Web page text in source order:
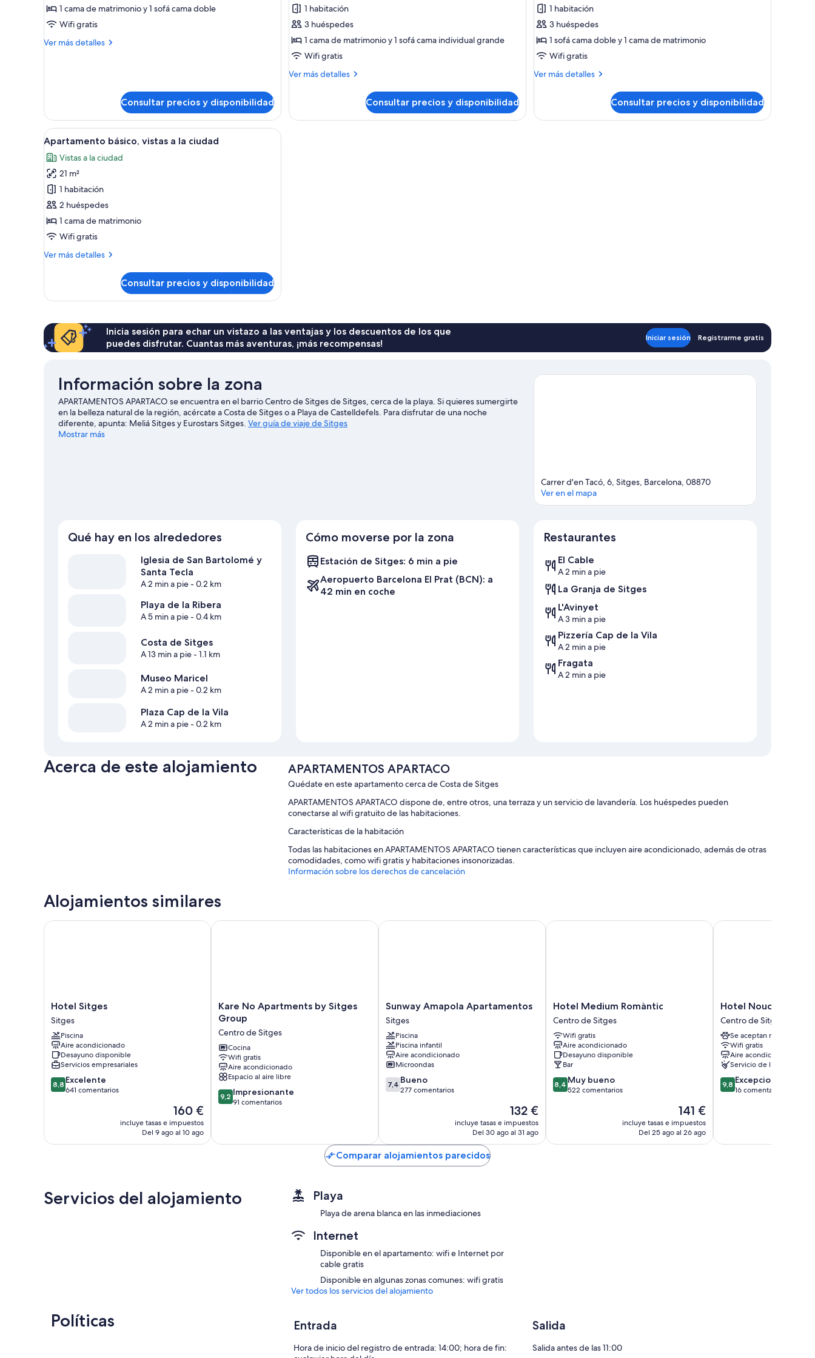
de
Apartamento
estándar
1 cama de matrimonio y 1 sofá cama doble
Wifi gratis
Ver más detalles
Más
Consultar precios y disponibilidad
de
Apartamento
clásico
1 habitación
3 huéspedes
1 cama de matrimonio y 1 sofá cama individual grande
Wifi gratis
Ver más detalles
Más
clásico
Consultar precios y disponibilidad
de
Apartamento
Confort
1 habitación
3 huéspedes
1 sofá cama doble y 1 cama de matrimonio
Wifi gratis
Ver más detalles
Más
Confort
Consultar precios y disponibilidad
Abrir
todas
las
fotos
de
Apartamento
básico,
vistas
la
Una habitación compacta con una cama individual, un sofá, una mesita y una pequeña cocina.
7
Apartamento básico, vistas a la ciudad
Vistas a la ciudad
21 m²
1 habitación
2 huéspedes
1 cama de matrimonio
Wifi gratis
Ver más detalles
Más
básico,
la
ciudad
Consultar precios y disponibilidad
Inicia sesión para echar un vistazo a las ventajas y los descuentos de los que
puedes disfrutar. Cuantas más aventuras, ¡más recompensas!
Iniciar sesión Registrarme gratis
Información sobre la zona
APARTAMENTOS APARTACO se encuentra en el barrio Centro de Sitges de Sitges, cerca de la playa. Si quieres sumergirte
en la belleza natural de la región, acércate a Costa de Sitges o a Playa de Castelldefels. Para disfrutar de una noche
diferente, apunta: Meliá Sitges y Eurostars Sitges. Ver guía de viaje de Sitges
Mostrar más
Carrer d'en Tacó, 6, Sitges, Barcelona, 08870
Ver en el mapa
Qué hay en los alrededores
Iglesia de San Bartolomé y
Santa Tecla
A 2 min a pie- 0.2 km
Playa de la Ribera
A 5 min a pie- 0.4 km
Costa de Sitges
A 13 min a pie- 1.1 km
Museo Maricel
A 2 min a pie- 0.2 km
Plaza Cap de la Vila
A 2 min a pie- 0.2 km
Cómo moverse por la zona
Estación de Sitges: 6 min a pie
Aeropuerto Barcelona El Prat (BCN): a
42 min en coche
Restaurantes
El Cable
A 2 min a pie
La Granja de Sitges
L'Avinyet
A 3 min a pie
Pizzería Cap de la Vila
A 2 min a pie
Fragata
A 2 min a pie
Acerca de este alojamiento APARTAMENTOS APARTACO
Quédate en este apartamento cerca de Costa de Sitges
APARTAMENTOS APARTACO dispone de, entre otros, una terraza y un servicio de lavandería. Los huéspedes pueden
conectarse al wifi gratuito de las habitaciones.
Características de la habitación
Todas las habitaciones en APARTAMENTOS APARTACO tienen características que incluyen aire acondicionado, además de otras
comodidades, como wifi gratis y habitaciones insonorizadas.
Cocinas básicas, ollas para cocinar langostas y placas de cocina
Información sobre los derechos de cancelación
Alojamientos similares
Hotel
Sitges
Sitges
Hotel Sitges
Sitges
Piscina
Aire acondicionado
Desayuno disponible
Servicios empresariales
8.8
sobre
8,8 Excelente
641 comentarios
El
precio
actual
160 €
incluye tasas e impuestos
Del 9 ago al 10 ago
Hotel Sitges
Kare
No
Apartments
by
Sitges
Group
Centro
de
Sitges
Kare No Apartments by Sitges
Group
Centro de Sitges
Cocina
Wifi gratis
Aire acondicionado
Espacio al aire libre
9.2
sobre
9,2 Impresionante
91 comentarios
Kare No Apartments by Sitges Group
Sunway
Amapola
Apartamentos
Sitges
Sunway Amapola Apartamentos
Sitges
Piscina
Piscina infantil
Aire acondicionado
Microondas
7.4
sobre
7,4 Bueno
277 comentarios
El
precio
actual
132 €
incluye tasas e impuestos
Del 30 ago al 31 ago
Sunway Amapola Apartamentos
Hotel
Medium
Romàntic
Centro
de
Sitges
Hotel Medium Romàntic
Centro de Sitges
Wifi gratis
Aire acondicionado
Desayuno disponible
Bar
8.4
sobre
8,4 Muy bueno
522 comentarios
El
precio
actual
141 €
incluye tasas e impuestos
Del 25 ago al 26 ago
Hotel Medium Romàntic
Hotel
Noucentista
Centro
de
Sitges
Hotel Noucentista
Centro de Sitges
Se aceptan mascotas
Wifi gratis
Aire acondicionado
Servicio de limpieza
9.8
sobre
9,8 Excepcional
16 comentarios
Hotel Noucentista
Comparar alojamientos parecidos
Servicios del alojamiento Playa
Playa de arena blanca en las inmediaciones
Internet
Disponible en el apartamento: wifi e Internet por
cable gratis
Disponible en algunas zonas comunes: wifi gratis
Ver todos los servicios del alojamiento
Políticas Entrada
Hora de inicio del registro de entrada: 14:00; hora de fin:
Salida
Salida antes de las 11:00